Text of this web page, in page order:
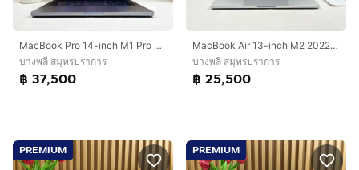
MacBook Pro 14-inch M1 Pro 2021 Ram32GB SSD1TB Space Gray
บางพลี สมุทรปราการ
฿ 37,500
MacBook Air 13-inch M2 2022 Ram8GB SSD512GB silver
บางพลี สมุทรปราการ
฿ 25,500
PREMIUM PREMIUM